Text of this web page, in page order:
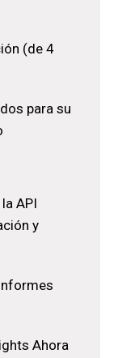
(de 4
para su
API
y
Ahora